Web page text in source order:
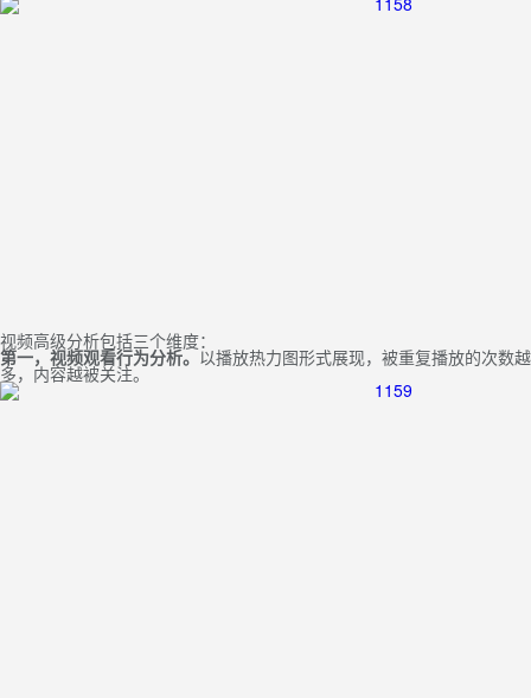
视频高级分析包括三个维度：
第一，视频观看行为分析。以播放热力图形式展现，被重复播放的次数越
多，内容越被关注。